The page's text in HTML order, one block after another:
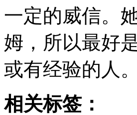
一定的威信。
姆，所以最好
或有经验的人。
相关标签：